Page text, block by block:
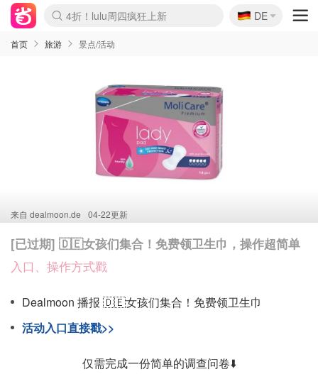
Boticinal 夏促开抢！
4折！lulu周四疯狂上新
还没结束！&OtherStories大促
Joybuy变相75折 随时失效
速领！Stanley独家85折
疑似霸哥！Camper额外叠85折
Zalando 奥莱闪促！每日更新
Moncler反季囤！5折起+叠9折
Coach Brooklyn仅€192
🇩🇪
DE
首页 旅游 景点/活动
来自 dealmoon.de 04-22更新
[已过期] 🇩🇪女孩们集合！免费领卫生巾，操作超简单
入口、操作方式戳
Dealmoon 播报 🇩🇪女孩们集合！免费领卫生巾
活动入口直接戳>>
仅需完成一份简单的调查问卷⬇️